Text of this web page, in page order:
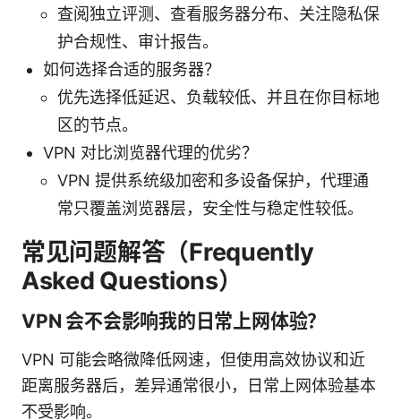
查阅独立评测、查看服务器分布、关注隐私保
护合规性、审计报告。
如何选择合适的服务器？
优先选择低延迟、负载较低、并且在你目标地
区的节点。
VPN 对比浏览器代理的优劣？
VPN 提供系统级加密和多设备保护，代理通
常只覆盖浏览器层，安全性与稳定性较低。
常见问题解答（Frequently
Asked Questions）
VPN 会不会影响我的日常上网体验？
VPN 可能会略微降低网速，但使用高效协议和近
距离服务器后，差异通常很小，日常上网体验基本
不受影响。